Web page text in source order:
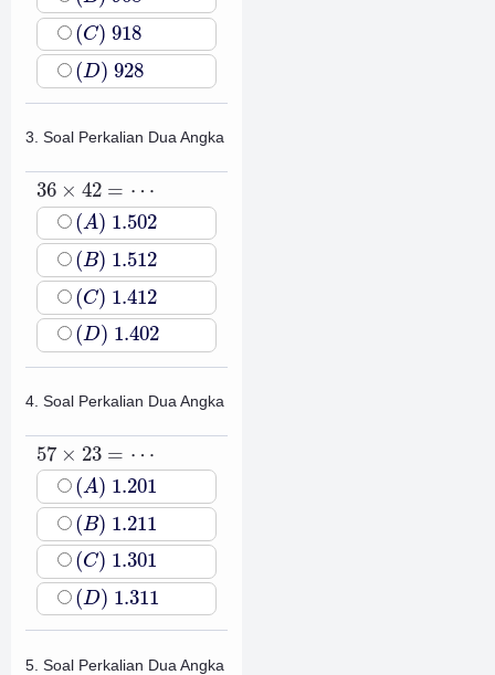
(C) 918
(C)918
(D) 928
(D)928
3. Soal Perkalian Dua Angka
36 × 42 = ⋯
36 ×42=⋯
(A) 1.502
(A)1.502
(B) 1.512
(B)1.512
(C) 1.412
(C)1.412
(D) 1.402
(D)1.402
4. Soal Perkalian Dua Angka
57 × 23 = ⋯
57 ×23=⋯
(A) 1.201
(A)1.201
(B) 1.211
(B)1.211
(C) 1.301
(C)1.301
(D) 1.311
(D)1.311
5. Soal Perkalian Dua Angka